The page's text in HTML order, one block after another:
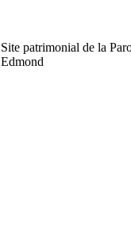
Site patrimonial de la
Edmond